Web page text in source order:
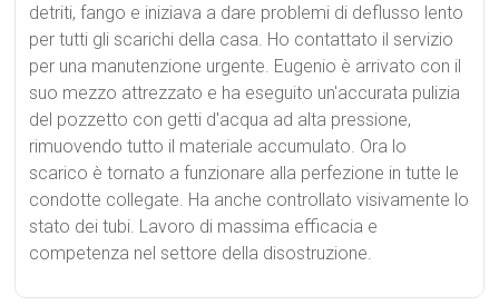
detriti, fango e iniziava a dare problemi di deflusso lento
per tutti gli scarichi della casa. Ho contattato il servizio
per una manutenzione urgente. Eugenio è arrivato con il
suo mezzo attrezzato e ha eseguito un'accurata pulizia
del pozzetto con getti d'acqua ad alta pressione,
rimuovendo tutto il materiale accumulato. Ora lo
scarico è tornato a funzionare alla perfezione in tutte le
condotte collegate. Ha anche controllato visivamente lo
stato dei tubi. Lavoro di massima efficacia e
competenza nel settore della disostruzione.